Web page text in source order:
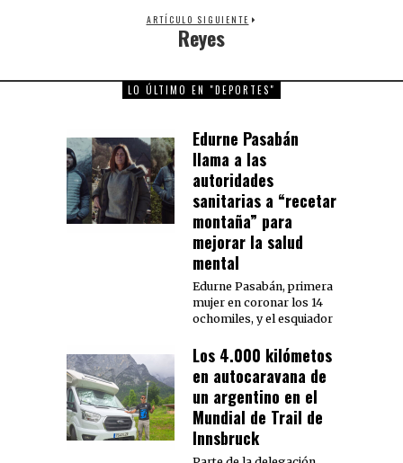
ARTÍCULO SIGUIENTE
Next
post:
Reyes
LO ÚLTIMO EN "DEPORTES"
Edurne Pasabán
llama a las
autoridades
sanitarias a “recetar
montaña” para
mejorar la salud
mental
Edurne Pasabán, primera
mujer en coronar los 14
ochomiles, y el esquiador
Los 4.000 kilómetos
en autocaravana de
un argentino en el
Mundial de Trail de
Innsbruck